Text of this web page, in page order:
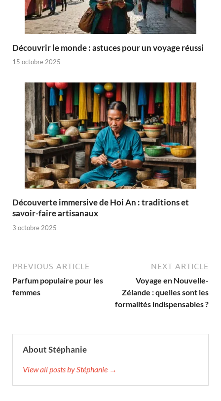
Découvrir le monde : astuces pour un voyage réussi
15 octobre 2025
Découverte immersive de Hoi An : traditions et
savoir-faire artisanaux
3 octobre 2025
PREVIOUS ARTICLE
Parfum populaire pour les
femmes
NEXT ARTICLE
Voyage en Nouvelle-
Zélande : quelles sont les
formalités indispensables ?
About Stéphanie
View all posts by Stéphanie →